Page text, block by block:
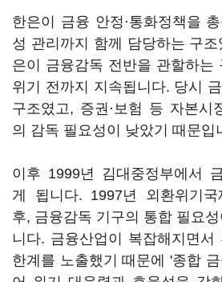
한은이 금융 안정·통화정책을
성 관리까지 함께 담당하는 구
은이 금융감독 전반을 관할하는
위기 전까지 지속됩니다. 당시
구조였고, 증권·보험 등 자본시
의 감독 필요성이 낮았기 때문입
이후 1999년 김대중정부에서
게 됩니다. 1997년 외환위기국
후, 금융감독 기구의 통합 필요
니다. 금융산업이 복잡해지면서
한계를 노출했기 때문에 '종합